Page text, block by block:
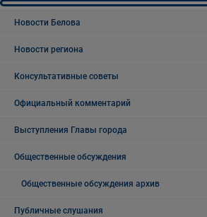
Новости Белова
Новости региона
Консультативные советы
Официальный комментарий
Выступления Главы города
Общественные обсуждения
Общественные обсуждения архив
Публичные слушания